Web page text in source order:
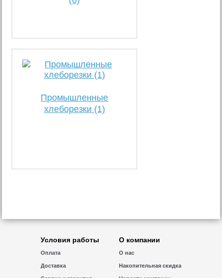
Промышленные
хлеборезки (1)
Условия работы
Оплата
Доставка
О компании
О нас
Накопительная скидка